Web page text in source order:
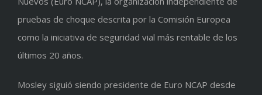
pruebas de choque descrita por la Comisión Europea
como la iniciativa de seguridad vial más rentable de los
últimos 20 años.
Mosley siguió siendo presidente de Euro NCAP desde